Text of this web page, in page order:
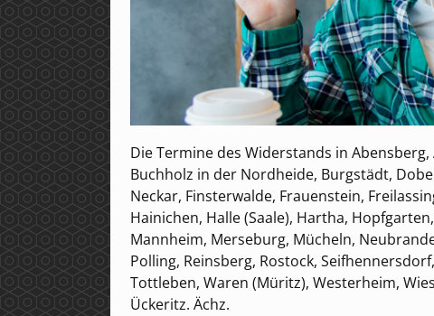
Die Termine des Widerstands in
Buchholz in der Nordheide, Burgstädt,
Neckar, Finsterwalde, Frauenstein,
Hainichen, Halle (Saale), Hartha,
Mannheim, Merseburg, Mücheln,
Polling, Reinsberg, Rostock,
Tottleben, Waren (Müritz), Westerheim,
Ückeritz. Ächz.